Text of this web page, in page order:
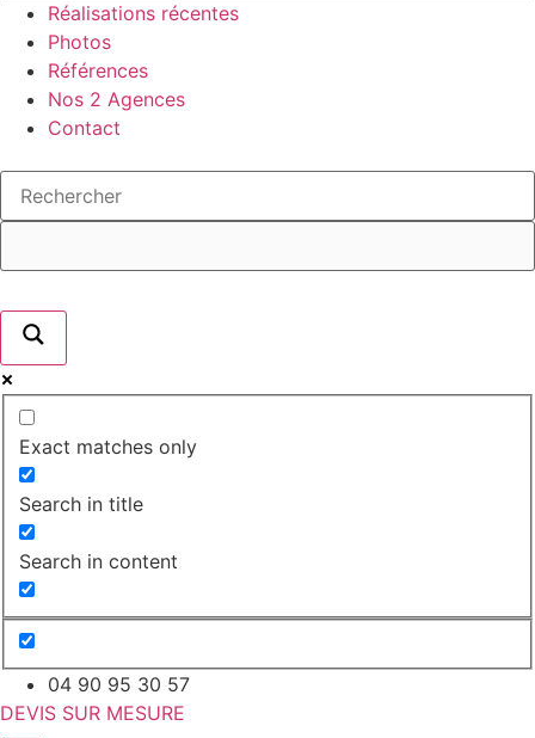
Réalisations récentes
Photos
Références
Nos 2 Agences
Contact
Exact matches only
Search in title
Search in content
04 90 95 30 57
DEVIS SUR MESURE